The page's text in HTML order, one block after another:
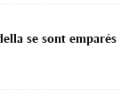
se sont emparés